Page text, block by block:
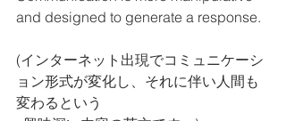
and designed to generate a response.
(インターネット出現でコミュニケーシ
ョン形式が変化し、それに伴い人間も
変わるという